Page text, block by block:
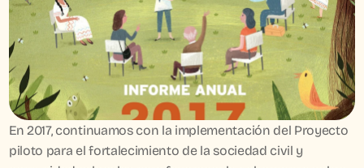
En 2017, continuamos con la implementación del Proyecto
piloto para el fortalecimiento de la sociedad civil y